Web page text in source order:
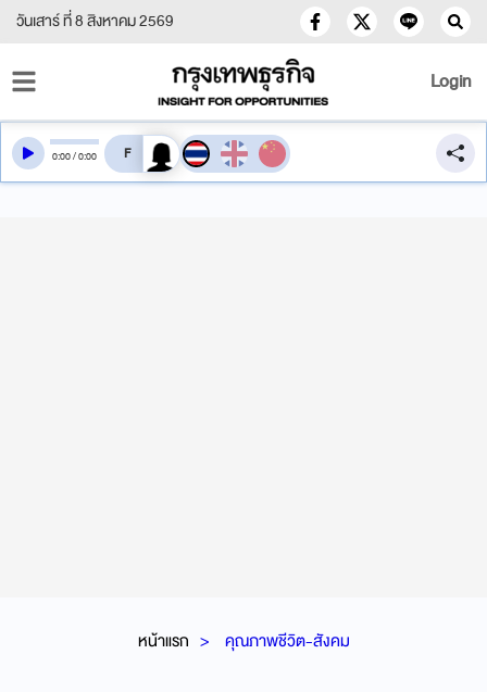
วันเสาร์ ที่ 8 สิงหาคม 2569
Login
หน้าแรก คุณภาพชีวิต-สังคม
0:00/0:00 สลับเสียงอ่าน